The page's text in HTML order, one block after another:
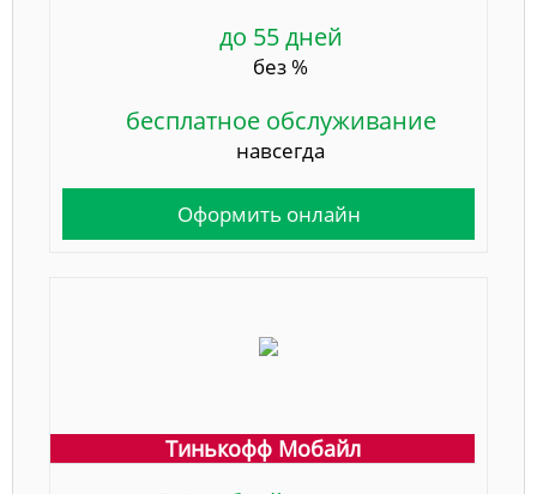
до 55 дней
без %
бесплатное обслуживание
навсегда
Оформить онлайн
Тинькофф Мобайл